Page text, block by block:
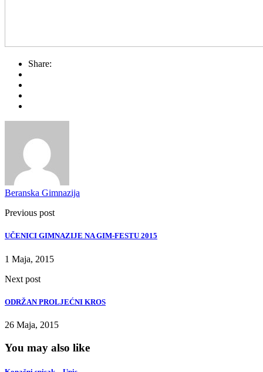
Share:
Beranska Gimnazija
Previous post
UČENICI GIMNAZIJE NA GIM-FESTU 2015
1 Maja, 2015
Next post
ODRŽAN PROLJEĆNI KROS
26 Maja, 2015
You may also like